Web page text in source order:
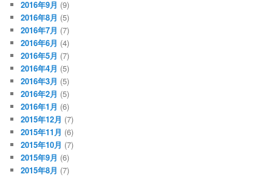
2016年9月 (9)
2016年8月 (5)
2016年7月 (7)
2016年6月 (4)
2016年5月 (7)
2016年4月 (5)
2016年3月 (5)
2016年2月 (5)
2016年1月 (6)
2015年12月 (7)
2015年11月 (6)
2015年10月 (7)
2015年9月 (6)
2015年8月 (7)